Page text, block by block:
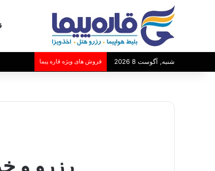
شنبه, آگوست 8 2026 فروش های ویژه قاره پیما
رزرو و